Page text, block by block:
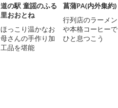
道の駅 童謡のふる
里おおとね
ほっこり温かなお
母さんの手作り加
工品を堪能
菖蒲PA(内外集約)
行列店のラーメン
や本格コーヒーで
ひと息つこう